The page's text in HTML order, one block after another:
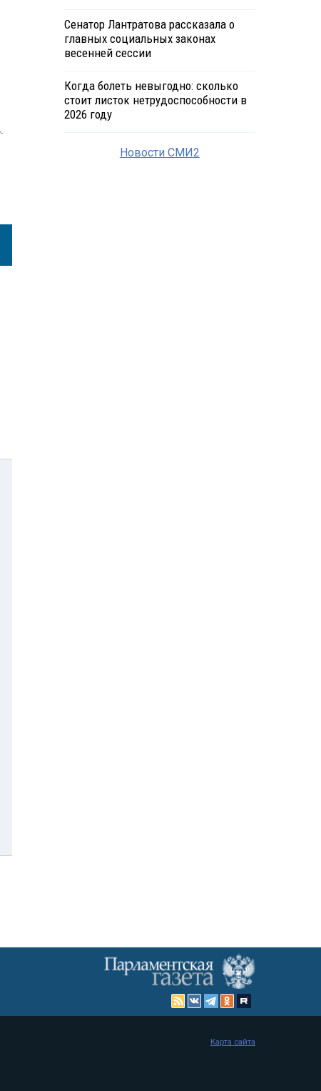
Сенатор Лантратова рассказала о
главных социальных законах
весенней сессии
Когда болеть невыгодно: сколько
стоит листок нетрудоспособности в
2026 году
Новости СМИ2
Карта сайта